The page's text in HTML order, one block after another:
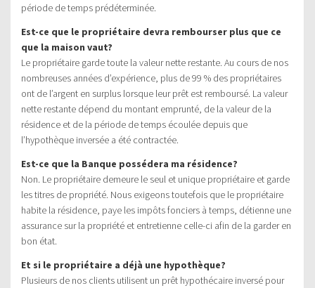
période de temps prédéterminée.
Est-ce que le propriétaire devra rembourser plus que ce
que la maison vaut?
Le propriétaire garde toute la valeur nette restante. Au cours de nos
nombreuses années d’expérience, plus de 99 % des propriétaires
ont de l’argent en surplus lorsque leur prêt est remboursé. La valeur
nette restante dépend du montant emprunté, de la valeur de la
résidence et de la période de temps écoulée depuis que
l’hypothèque inversée a été contractée.
Est-ce que la Banque possédera ma résidence?
Non. Le propriétaire demeure le seul et unique propriétaire et garde
les titres de propriété. Nous exigeons toutefois que le propriétaire
habite la résidence, paye les impôts fonciers à temps, détienne une
assurance sur la propriété et entretienne celle-ci afin de la garder en
bon état.
Et si le propriétaire a déjà une hypothèque?
Plusieurs de nos clients utilisent un prêt hypothécaire inversé pour